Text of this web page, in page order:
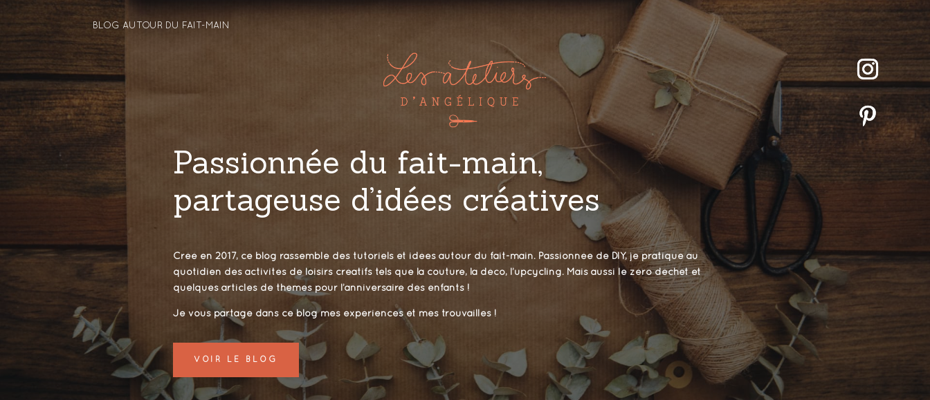
BLOG AUTOUR DU FAIT-MAIN
Passionnée du fait-main,
partageuse d’idées créatives
Créé en 2017, ce blog rassemble des tutoriels et idées autour du fait-main. Passionnée de DIY, je pratique au
quotidien des activités de loisirs créatifs tels que la couture, la déco, l’upcycling. Mais aussi le zéro déchet et
quelques articles de thèmes pour l’anniversaire des enfants !
Je vous partage dans ce blog mes expériences et mes trouvailles !
VOIR LE BLOG